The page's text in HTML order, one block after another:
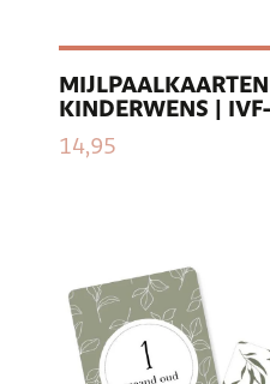
MIJLPAALKAARTEN
KINDERWENS |
14,95